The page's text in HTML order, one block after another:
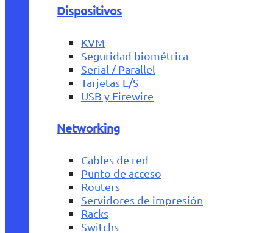
Dispositivos
KVM
Seguridad biométrica
Serial / Parallel
Tarjetas E/S
USB y Firewire
Networking
Cables de red
Punto de acceso
Routers
Servidores de impresión
Racks
Switchs